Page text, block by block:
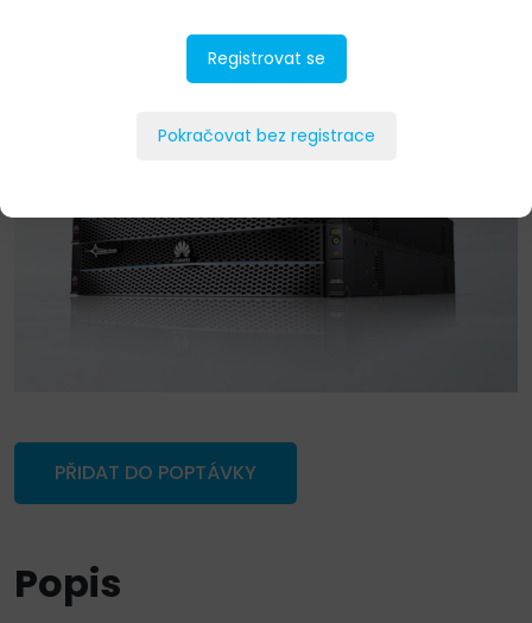
PŘIDAT DO POPTÁVKY
Popis
Registrovat se
Pokračovat bez registrace